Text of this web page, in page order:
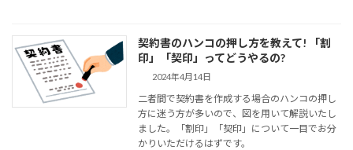
契約書のハンコの押し方を教えて! 「割
印」「契印」ってどうやるの?
2024年4月14日
二者間で契約書を作成する場合のハンコの押し
方に迷う方が多いので、図を用いて解説いたし
ました。「割印」「契印」について一目でお分
かりいただけるはずです。